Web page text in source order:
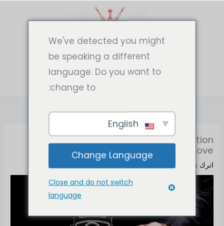
Ten bone-crunching male-driven action
films we love
اترك تعليقاً /
We've detected you might
be speaking a different
language. Do you want to
change to:
Change Language
Close and do not switch
language